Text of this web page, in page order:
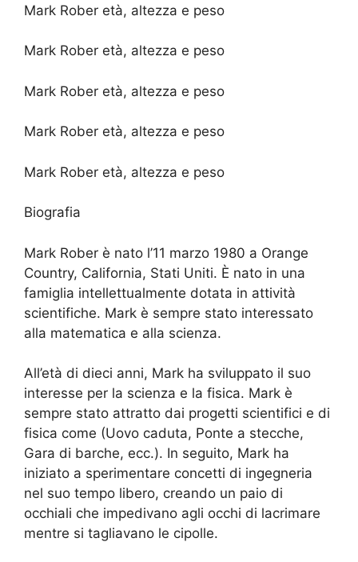
Mark Rober età, altezza e peso
Mark Rober età, altezza e peso
Mark Rober età, altezza e peso
Mark Rober età, altezza e peso
Mark Rober età, altezza e peso
Biografia
Mark Rober è nato l’11 marzo 1980 a Orange
Country, California, Stati Uniti. È nato in una
famiglia intellettualmente dotata in attività
scientifiche. Mark è sempre stato interessato
alla matematica e alla scienza.
All’età di dieci anni, Mark ha sviluppato il suo
interesse per la scienza e la fisica. Mark è
sempre stato attratto dai progetti scientifici e di
fisica come (Uovo caduta, Ponte a stecche,
Gara di barche, ecc.). In seguito, Mark ha
iniziato a sperimentare concetti di ingegneria
nel suo tempo libero, creando un paio di
occhiali che impedivano agli occhi di lacrimare
mentre si tagliavano le cipolle.